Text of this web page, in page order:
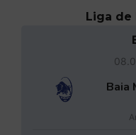
Liga de
Baia